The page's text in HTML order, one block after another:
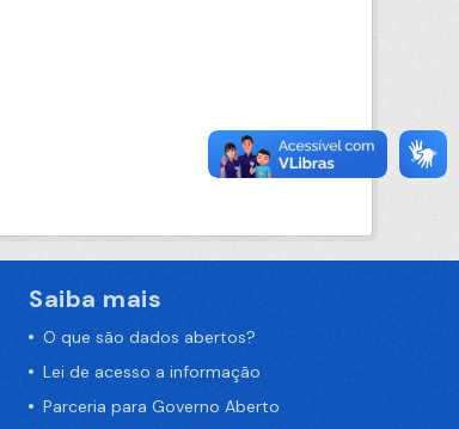
Saiba mais
O que são dados abertos?
Lei de acesso a informação
Parceria para Governo Aberto